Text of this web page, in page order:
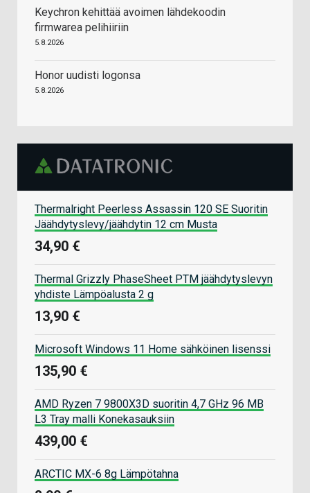
Keychron kehittää avoimen lähdekoodin
firmwarea pelihiiriin
5.8.2026
Honor uudisti logonsa
5.8.2026
Thermalright Peerless Assassin 120 SE Suoritin
Jäähdytyslevy/jäähdytin 12 cm Musta
34,90 €
Thermal Grizzly PhaseSheet PTM jäähdytyslevyn
yhdiste Lämpöalusta 2 g
13,90 €
Microsoft Windows 11 Home sähköinen lisenssi
135,90 €
AMD Ryzen 7 9800X3D suoritin 4,7 GHz 96 MB
L3 Tray malli Konekasauksiin
439,00 €
ARCTIC MX-6 8g Lämpötahna